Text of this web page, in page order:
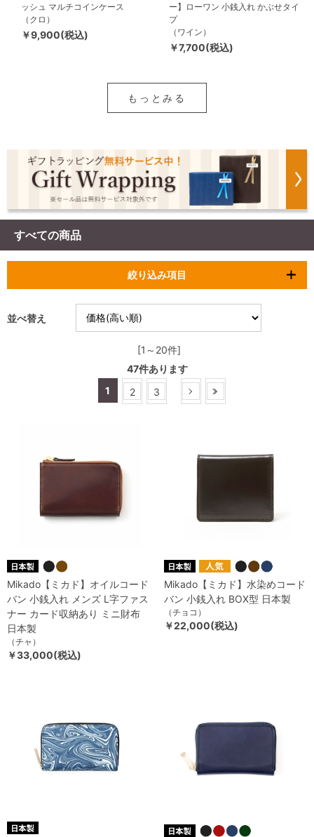
ッシュ マルチコインケース
（クロ）
￥9,900(税込)
ー】ローワン 小銭入れ かぶせタイ
プ
（ワイン）
￥7,700(税込)
もっとみる
すべての商品
絞り込み項目
並べ替え
[1～20件]
47件あります
1
2 3
Mikado【ミカド】オイルコード
バン 小銭入れ メンズ L字ファス
ナー カード収納あり ミニ財布
日本製
（チャ）
￥33,000(税込)
Mikado【ミカド】水染めコード
バン 小銭入れ BOX型 日本製
（チョコ）
￥22,000(税込)